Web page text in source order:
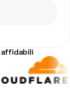
affidabili